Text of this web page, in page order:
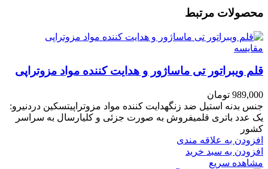
محصولات مرتبط
مقایسه
قلم ویبراتور تی ماساژور و هدایت کننده مواد مزوتراپی
989,000 تومان
جنس بدنه استیل ضد زنگهدایت کننده مواد مزوتراپیتسکین دردنیرو:
یک عدد باتری قلمیفروش به صورت جزئی و کلیارسال به سراسر
کشور
افزودن به علاقه مندی
افزودن به سبد خرید
مشاهده سریع